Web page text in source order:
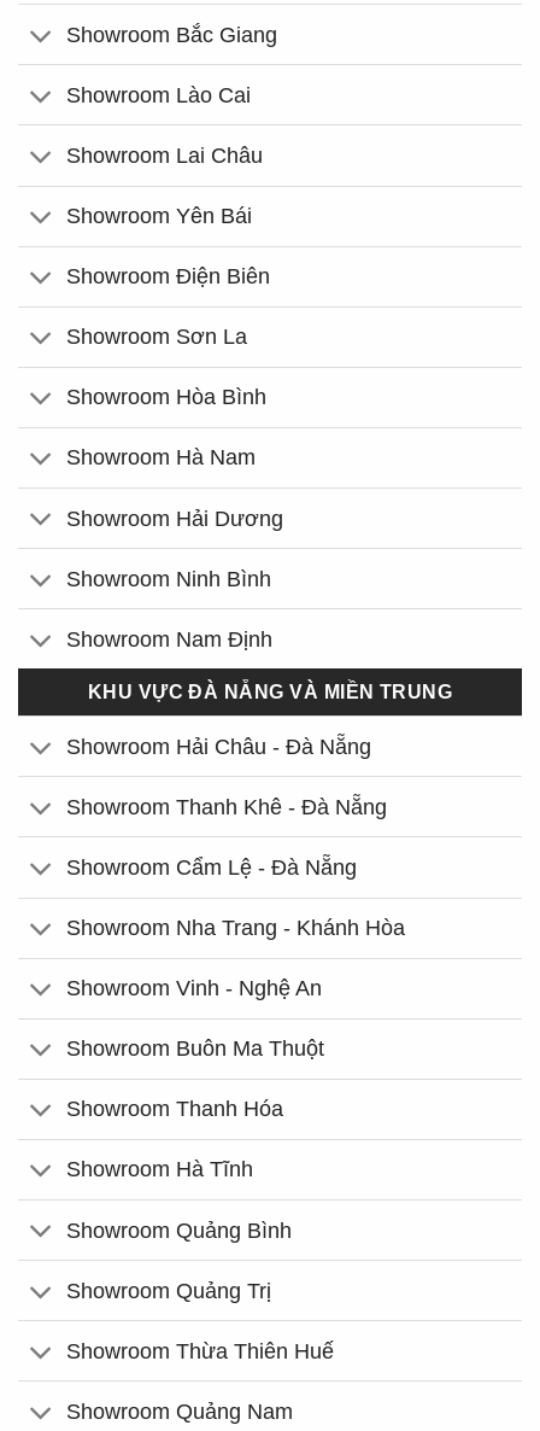
Showroom Bắc Giang
Showroom Lào Cai
Showroom Lai Châu
Showroom Yên Bái
Showroom Điện Biên
Showroom Sơn La
Showroom Hòa Bình
Showroom Hà Nam
Showroom Hải Dương
Showroom Ninh Bình
Showroom Nam Định
KHU VỰC ĐÀ NẴNG VÀ MIỀN TRUNG
Showroom Hải Châu - Đà Nẵng
Showroom Thanh Khê - Đà Nẵng
Showroom Cẩm Lệ - Đà Nẵng
Showroom Nha Trang - Khánh Hòa
Showroom Vinh - Nghệ An
Showroom Buôn Ma Thuột
Showroom Thanh Hóa
Showroom Hà Tĩnh
Showroom Quảng Bình
Showroom Quảng Trị
Showroom Thừa Thiên Huế
Showroom Quảng Nam